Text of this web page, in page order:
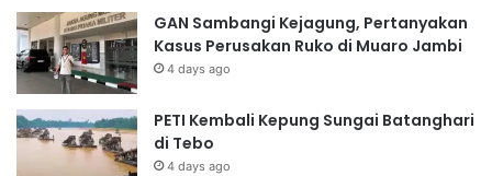
GAN Sambangi Kejagung, Pertanyakan
Kasus Perusakan Ruko di Muaro Jambi
4 days ago
PETI Kembali Kepung Sungai Batanghari
di Tebo
4 days ago